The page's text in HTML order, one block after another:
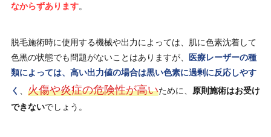
なからずあります。
脱毛施術時に使用する機械や出力によっては、肌に色素沈着して
色黒の状態でも問題がないことはありますが、
医療レーザーの種
類によっては、高い出力値の場合は黒い色素に過剰に反応しやす
く
火傷や炎症の危険性が高いために、 原則施術はお受け
できないでしょう。